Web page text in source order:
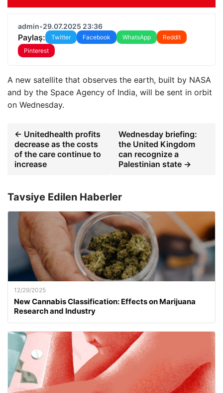
admin•29.07.2025 23:36
Paylaş: Twitter Facebook WhatsApp
Reddit
Pinterest
A new satellite that observes the earth, built by NASA
and by the Space Agency of India, will be sent in orbit
on Wednesday.
← Unitedhealth profits
decrease as the costs
of the care continue to
increase
Wednesday briefing:
the United Kingdom
can recognize a
Palestinian state →
Tavsiye Edilen Haberler
12/29/2025
New Cannabis Classification: Effects on Marijuana
Research and Industry